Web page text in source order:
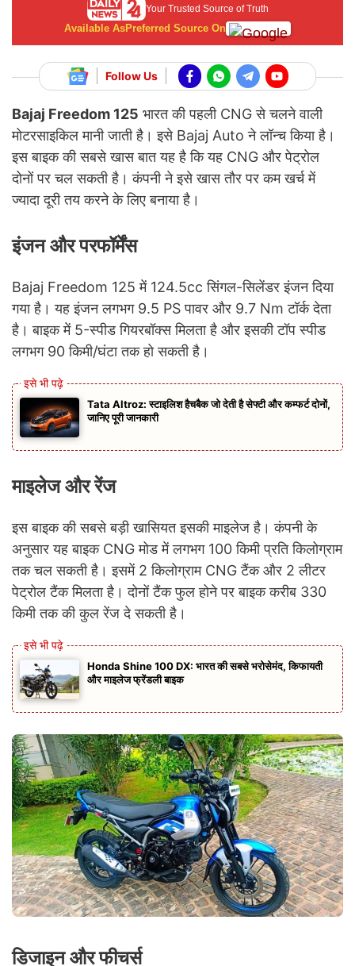
Your Trusted Source of Truth
Available AsPreferred Source On
Follow Us
Bajaj Freedom 125 भारत की पहली CNG से चलने वाली
मोटरसाइकिल मानी जाती है। इसे Bajaj Auto ने लॉन्च किया है।
इस बाइक की सबसे खास बात यह है कि यह CNG और पेट्रोल
दोनों पर चल सकती है। कंपनी ने इसे खास तौर पर कम खर्च में
ज्यादा दूरी तय करने के लिए बनाया है।
इंजन और परफॉर्मेंस
Bajaj Freedom 125 में 124.5cc सिंगल-सिलेंडर इंजन दिया
गया है। यह इंजन लगभग 9.5 PS पावर और 9.7 Nm टॉर्क देता
है। बाइक में 5-स्पीड गियरबॉक्स मिलता है और इसकी टॉप स्पीड
लगभग 90 किमी/घंटा तक हो सकती है।
Tata Altroz: स्टाइलिश हैचबैक जो देती है सेफ्टी और कम्फर्ट दोनों,
जानिए पूरी जानकारी
माइलेज और रेंज
इस बाइक की सबसे बड़ी खासियत इसकी माइलेज है। कंपनी के
अनुसार यह बाइक CNG मोड में लगभग 100 किमी प्रति किलोग्राम
तक चल सकती है। इसमें 2 किलोग्राम CNG टैंक और 2 लीटर
पेट्रोल टैंक मिलता है। दोनों टैंक फुल होने पर बाइक करीब 330
किमी तक की कुल रेंज दे सकती है।
Honda Shine 100 DX: भारत की सबसे भरोसेमंद, किफायती
और माइलेज फ्रेंडली बाइक
डिजाइन और फीचर्स